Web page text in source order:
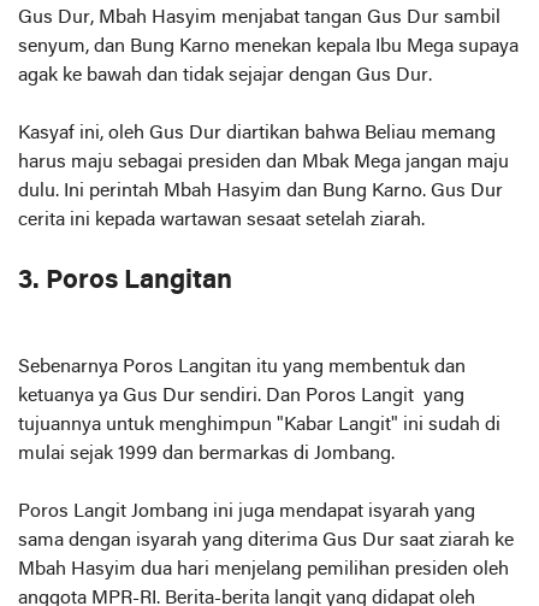
Gus Dur, Mbah Hasyim menjabat tangan Gus Dur sambil
senyum, dan Bung Karno menekan kepala Ibu Mega supaya
agak ke bawah dan tidak sejajar dengan Gus Dur.
Kasyaf ini, oleh Gus Dur diartikan bahwa Beliau memang
harus maju sebagai presiden dan Mbak Mega jangan maju
dulu. Ini perintah Mbah Hasyim dan Bung Karno. Gus Dur
cerita ini kepada wartawan sesaat setelah ziarah.
3. Poros Langitan
Sebenarnya Poros Langitan itu yang membentuk dan
ketuanya ya Gus Dur sendiri. Dan Poros Langit yang
tujuannya untuk menghimpun "Kabar Langit" ini sudah di
mulai sejak 1999 dan bermarkas di Jombang.
Poros Langit Jombang ini juga mendapat isyarah yang
sama dengan isyarah yang diterima Gus Dur saat ziarah ke
Mbah Hasyim dua hari menjelang pemilihan presiden oleh
anggota MPR-RI. Berita-berita langit yang didapat oleh